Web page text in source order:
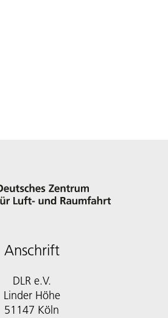
Anschrift
DLR e.V.
Linder Höhe
51147 Köln